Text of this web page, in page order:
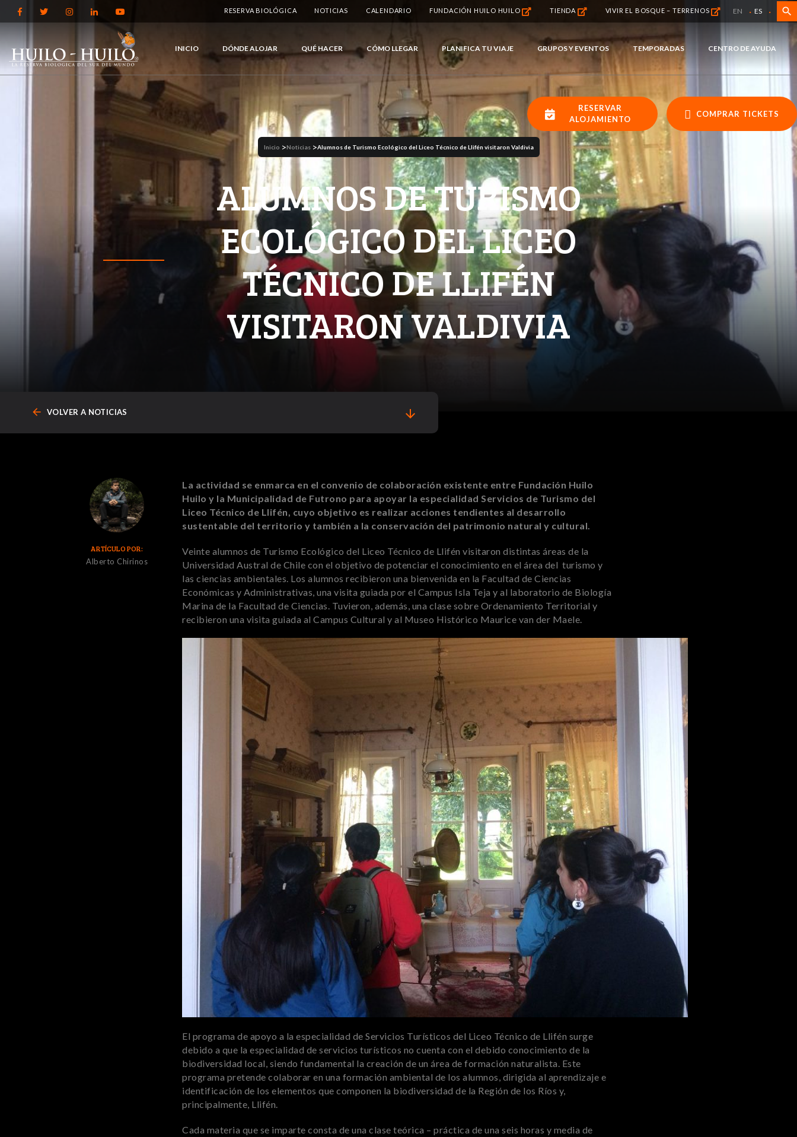
RESERVA BIOLÓGICA NOTICIAS CALENDARIO FUNDACIÓN HUILO HUILO TIENDA VIVIR EL BOSQUE – TERRENOS EN · ES · search
INICIO DÓNDE ALOJAR QUÉ HACER CÓMO LLEGAR PLANIFICA TU VIAJE GRUPOS Y EVENTOS TEMPORADAS CENTRO DE AYUDA
RESERVAR
ALOJAMIENTO
COMPRAR TICKETS
Inicio >Noticias >Alumnos de Turismo Ecológico del Liceo Técnico de Llifén visitaron Valdivia
ALUMNOS DE TURISMO
ECOLÓGICO DEL LICEO
TÉCNICO DE LLIFÉN
VISITARON VALDIVIA
arrow_back VOLVER A NOTICIAS arrow_downward
ARTÍCULO POR:
Alberto Chirinos
La actividad se enmarca en el convenio de colaboración existente entre Fundación Huilo
Huilo y la Municipalidad de Futrono para apoyar la especialidad Servicios de Turismo del
Liceo Técnico de Llifén, cuyo objetivo es realizar acciones tendientes al desarrollo
sustentable del territorio y también a la conservación del patrimonio natural y cultural.
Veinte alumnos de Turismo Ecológico del Liceo Técnico de Llifén visitaron distintas áreas de la
Universidad Austral de Chile con el objetivo de potenciar el conocimiento en el área del turismo y
las ciencias ambientales. Los alumnos recibieron una bienvenida en la Facultad de Ciencias
Económicas y Administrativas, una visita guiada por el Campus Isla Teja y al laboratorio de Biología
Marina de la Facultad de Ciencias. Tuvieron, además, una clase sobre Ordenamiento Territorial y
recibieron una visita guiada al Campus Cultural y al Museo Histórico Maurice van der Maele.
El programa de apoyo a la especialidad de Servicios Turísticos del Liceo Técnico de Llifén surge
debido a que la especialidad de servicios turísticos no cuenta con el debido conocimiento de la
biodiversidad local, siendo fundamental la creación de un área de formación naturalista. Este
programa pretende colaborar en una formación ambiental de los alumnos, dirigida al aprendizaje e
identificación de los elementos que componen la biodiversidad de la Región de los Ríos y,
principalmente, Llifén.
Cada materia que se imparte consta de una clase teórica – práctica de una seis horas y media de